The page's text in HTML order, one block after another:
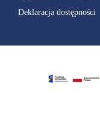
Deklaracja dostępności